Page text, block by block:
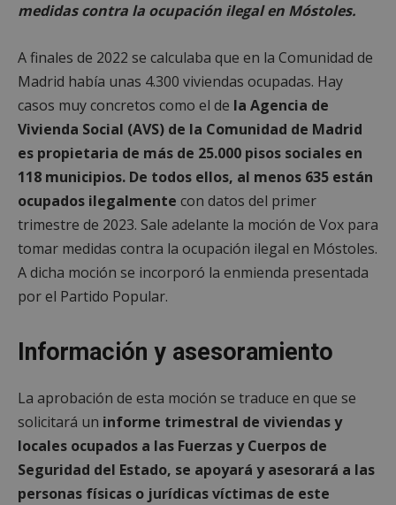
medidas contra la ocupación ilegal en Móstoles.
A finales de 2022 se calculaba que en la Comunidad de
Madrid había unas 4.300 viviendas ocupadas. Hay
casos muy concretos como el de la Agencia de
Vivienda Social (AVS) de la Comunidad de Madrid
es propietaria de más de 25.000 pisos sociales en
118 municipios. De todos ellos, al menos 635 están
ocupados ilegalmente con datos del primer
trimestre de 2023. Sale adelante la moción de Vox para
tomar medidas contra la ocupación ilegal en Móstoles.
A dicha moción se incorporó la enmienda presentada
por el Partido Popular.
Información y asesoramiento
La aprobación de esta moción se traduce en que se
solicitará un informe trimestral de viviendas y
locales ocupados a las Fuerzas y Cuerpos de
Seguridad del Estado, se apoyará y asesorará a las
personas físicas o jurídicas víctimas de este